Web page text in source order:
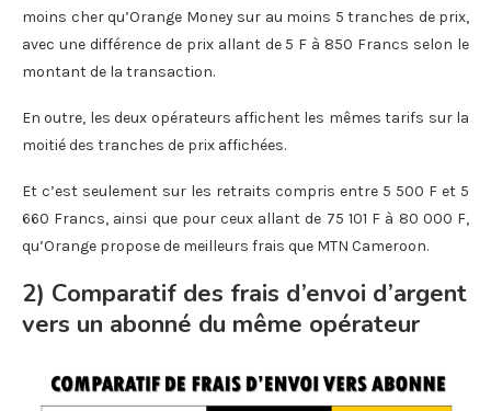
moins cher qu’Orange Money sur au moins 5 tranches de prix,
avec une différence de prix allant de 5 F à 850 Francs selon le
montant de la transaction.
En outre, les deux opérateurs affichent les mêmes tarifs sur la
moitié des tranches de prix affichées.
Et c’est seulement sur les retraits compris entre 5 500 F et 5
660 Francs, ainsi que pour ceux allant de 75 101 F à 80 000 F,
qu’Orange propose de meilleurs frais que MTN Cameroon.
2) Comparatif des frais d’envoi d’argent
vers un abonné du même opérateur